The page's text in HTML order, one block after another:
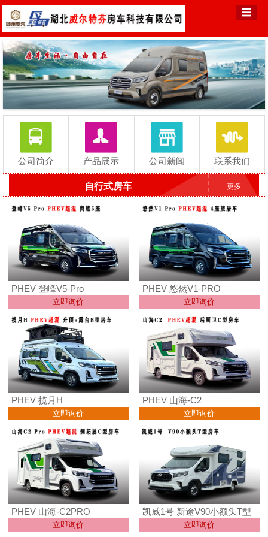
公司简介 产品展示 公司新闻 联系我们
自行式房车 更多
PHEV 登峰V5-Pro
立即询价
PHEV 悠然V1-PRO
立即询价
PHEV 揽月H
立即询价
PHEV 山海-C2
立即询价
PHEV 山海-C2PRO
立即询价
凯威1号 新途V90小额头T型
立即询价